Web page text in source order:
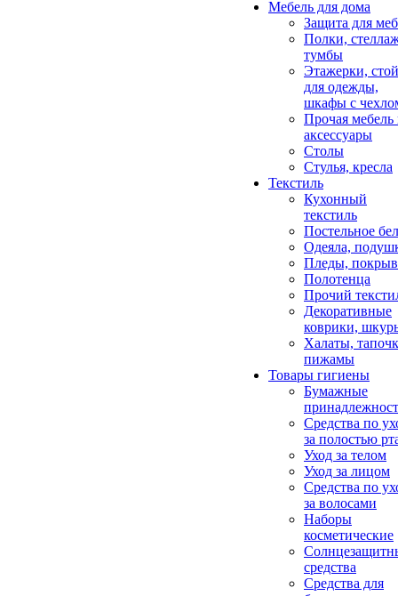
Мебель для дома
Защита для
Полки,
тумбы
Этажерки,
для одежды,
шкафы с
Прочая мебель
аксессуары
Столы
Стулья, кресла
Текстиль
Кухонный
текстиль
Постельное
Одеяла,
Пледы,
Полотенца
Прочий
Декоративные
коврики,
Халаты,
пижамы
Товары гигиены
Бумажные
Средства по
за полостью
Уход за телом
Уход за лицом
Средства по
за волосами
Наборы
косметические
средства
Средства для